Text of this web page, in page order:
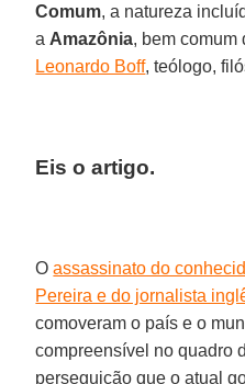
Comum, a natureza
a Amazônia, bem comum
Leonardo Boff, teólogo,
Eis o artigo.
Oassassinato do
Pereira e do jornalista
comoveram o país e o
compreensível no quadro
perseguição que o atual